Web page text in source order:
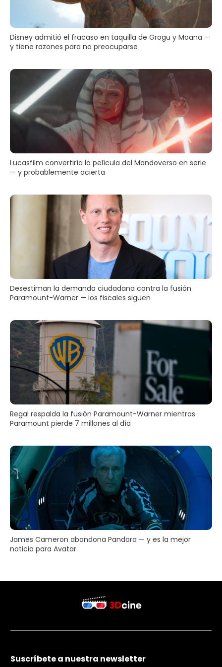
Disney admitió el fracaso en taquilla de Grogu y Moana —
y tiene razones para no preocuparse
Lucasfilm convertiría la película del Mandoverso en serie
— y probablemente acierta
Desestiman la demanda ciudadana contra la fusión
Paramount-Warner — los fiscales siguen
Regal respalda la fusión Paramount-Warner mientras
Paramount pierde 7 millones al día
James Cameron abandona Pandora — y es la mejor
noticia para Avatar
Suscríbete a nuestra newsletter